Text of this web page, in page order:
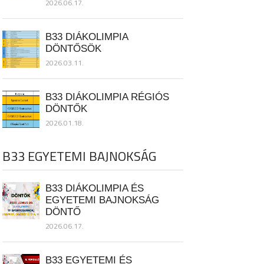
2026.06.17.
B33 DIÁKOLIMPIA
DÖNTŐSÖK
2026.03.11.
B33 DIÁKOLIMPIA RÉGIÓS
DÖNTŐK
2026.01.18.
B33 EGYETEMI BAJNOKSÁG
B33 DIÁKOLIMPIA ÉS
EGYETEMI BAJNOKSÁG
DÖNTŐ
2026.06.17.
B33 EGYETEMI ÉS